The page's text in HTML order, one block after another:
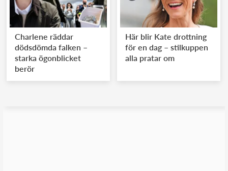
Charlene räddar
dödsdömda falken –
starka ögonblicket
berör
Här blir Kate drottning
för en dag – stilkuppen
alla pratar om